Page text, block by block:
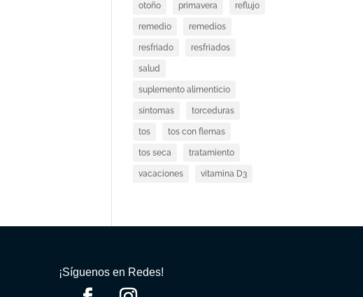
otoño primavera reflujo
remedio remedios
resfriado resfriados
salud
suplemento alimenticio
síntomas torceduras
tos tos con flemas
tos seca tratamiento
vacaciones vitamina D3
¡Síguenos en Redes!